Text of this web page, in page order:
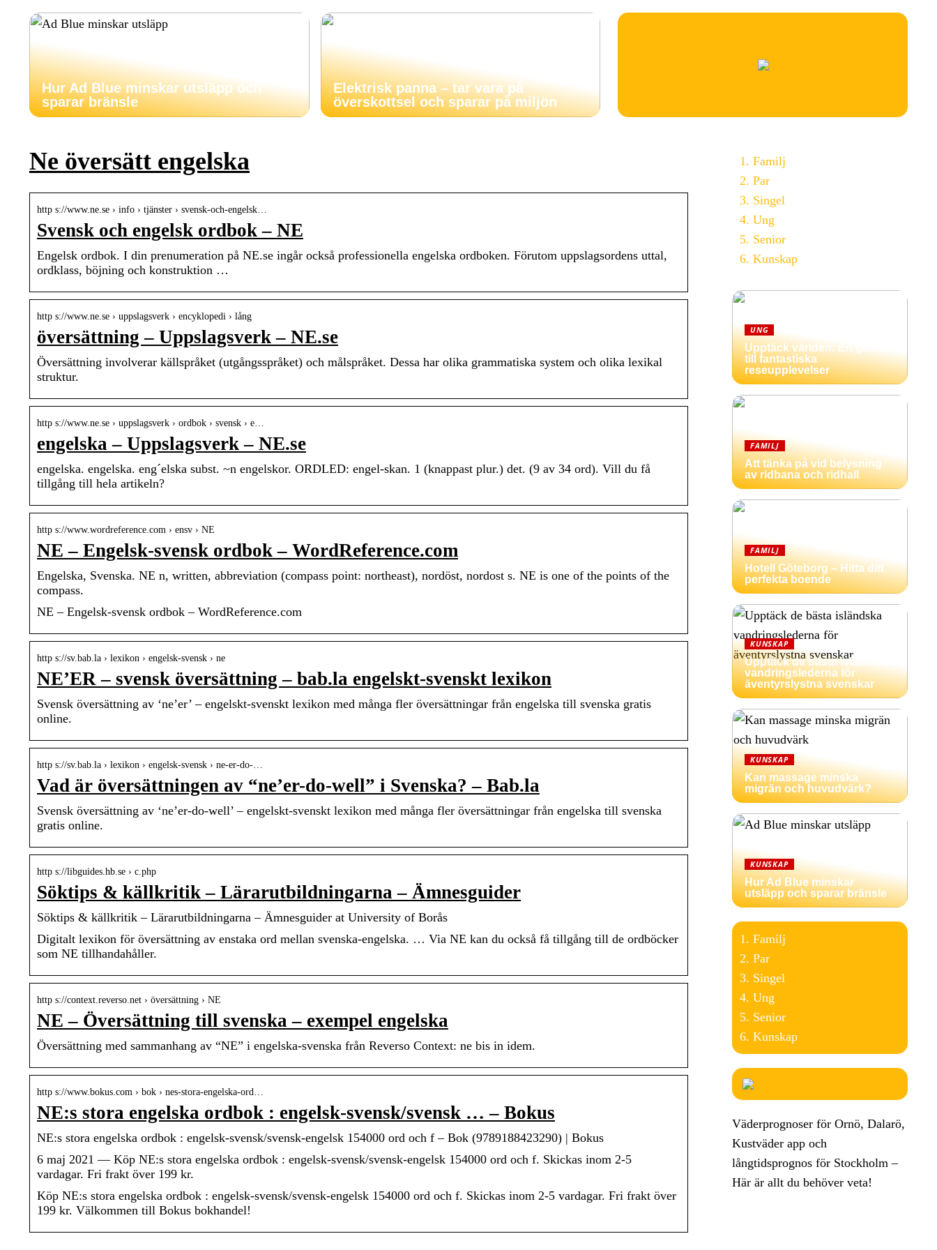
Hur Ad Blue minskar utsläpp och
sparar bränsle
Elektrisk panna – tar vara på
överskottsel och sparar på miljön
Ne översätt engelska
http s://www.ne.se › info › tjänster › svensk-och-engelsk…
Svensk och engelsk ordbok – NE
Engelsk ordbok. I din prenumeration på NE.se ingår också professionella engelska ordboken. Förutom uppslagsordens uttal,
ordklass, böjning och konstruktion …
http s://www.ne.se › uppslagsverk › encyklopedi › lång
översättning – Uppslagsverk – NE.se
Översättning involverar källspråket (utgångsspråket) och målspråket. Dessa har olika grammatiska system och olika lexikal
struktur.
http s://www.ne.se › uppslagsverk › ordbok › svensk › e…
engelska – Uppslagsverk – NE.se
engelska. engelska. eng´elska subst. ~n engelskor. ORDLED: engel-skan. 1 (knappast plur.) det. (9 av 34 ord). Vill du få
tillgång till hela artikeln?
http s://www.wordreference.com › ensv › NE
NE – Engelsk-svensk ordbok – WordReference.com
Engelska, Svenska. NE n, written, abbreviation (compass point: northeast), nordöst, nordost s. NE is one of the points of the
compass.
NE – Engelsk-svensk ordbok – WordReference.com
http s://sv.bab.la › lexikon › engelsk-svensk › ne
NE’ER – svensk översättning – bab.la engelskt-svenskt lexikon
Svensk översättning av ‘ne’er’ – engelskt-svenskt lexikon med många fler översättningar från engelska till svenska gratis
online.
http s://sv.bab.la › lexikon › engelsk-svensk › ne-er-do-…
Vad är översättningen av “ne’er-do-well” i Svenska? – Bab.la
Svensk översättning av ‘ne’er-do-well’ – engelskt-svenskt lexikon med många fler översättningar från engelska till svenska
gratis online.
http s://libguides.hb.se › c.php
Söktips & källkritik – Lärarutbildningarna – Ämnesguider
Söktips & källkritik – Lärarutbildningarna – Ämnesguider at University of Borås
Digitalt lexikon för översättning av enstaka ord mellan svenska-engelska. … Via NE kan du också få tillgång till de ordböcker
som NE tillhandahåller.
http s://context.reverso.net › översättning › NE
NE – Översättning till svenska – exempel engelska
Översättning med sammanhang av “NE” i engelska-svenska från Reverso Context: ne bis in idem.
http s://www.bokus.com › bok › nes-stora-engelska-ord…
NE:s stora engelska ordbok : engelsk-svensk/svensk … – Bokus
NE:s stora engelska ordbok : engelsk-svensk/svensk-engelsk 154000 ord och f – Bok (9789188423290) | Bokus
6 maj 2021 — Köp NE:s stora engelska ordbok : engelsk-svensk/svensk-engelsk 154000 ord och f. Skickas inom 2-5
vardagar. Fri frakt över 199 kr.
Köp NE:s stora engelska ordbok : engelsk-svensk/svensk-engelsk 154000 ord och f. Skickas inom 2-5 vardagar. Fri frakt över
199 kr. Välkommen till Bokus bokhandel!
Familj
Par
Singel
Ung
Senior
Kunskap
UNG
Upptäck världen: En guide
till fantastiska
reseupplevelser
FAMILJ
Att tänka på vid belysning
av ridbana och ridhall
FAMILJ
Hotell Göteborg – Hitta ditt
perfekta boende
KUNSKAP
Upptäck de bästa isländska
vandringslederna för
äventyrslystna svenskar
KUNSKAP
Kan massage minska
migrän och huvudvärk?
KUNSKAP
Hur Ad Blue minskar
utsläpp och sparar bränsle
Familj
Par
Singel
Ung
Senior
Kunskap
Väderprognoser för Ornö, Dalarö,
Kustväder app och
långtidsprognos för Stockholm –
Här är allt du behöver veta!